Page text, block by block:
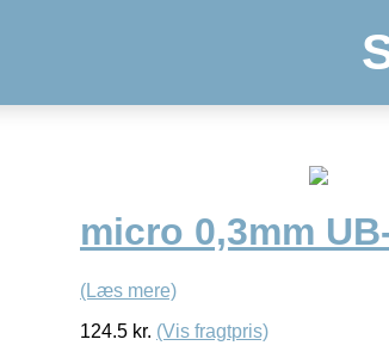
micro 0,3mm
(Læs mere)
124.5 kr. (Vis fragtpris)